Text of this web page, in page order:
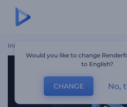
Início
Would you like to change
to English?
CHANGE No,